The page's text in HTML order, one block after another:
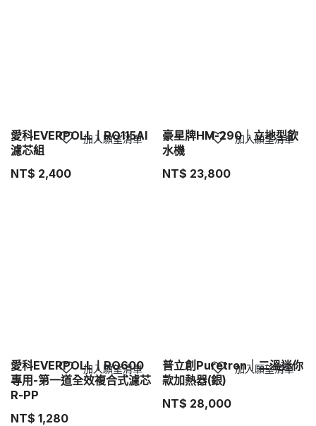
愛科EVERPOLL丨RO115AI
濾芯組
NT$ 2,400
加入願望清單
豪星牌HM-290｜立地型飲
水機
NT$ 23,800
加入願望清單
愛科EVERPOLL丨RO600
專用-第一道全效複合式濾芯
R-PP
NT$ 1,280
加入願望清單
普立創Puretron｜二溫迷你
款加熱器(銀)
NT$ 28,000
加入願望清單